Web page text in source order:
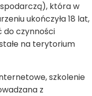
która w
ukończyła 18 lat,
do czynności
na terytorium
szkolenie
z